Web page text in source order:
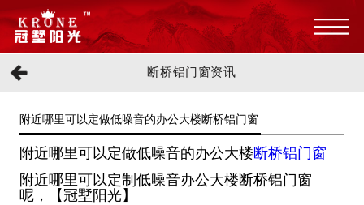
断桥铝门窗资讯
附近哪里可以定做低噪音的办公大楼断桥铝门窗
附近哪里可以定做低噪音的办公大楼断桥铝门窗
附近哪里可以定制低噪音办公大楼断桥铝门窗
呢，【冠墅阳光】